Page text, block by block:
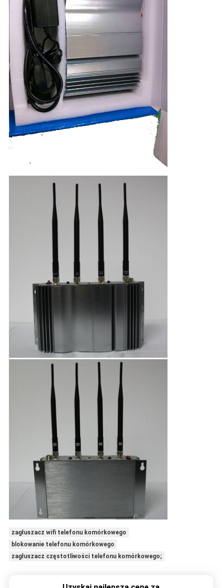
zagłuszacz wifi telefonu komórkowego
blokowanie telefonu komórkowego
zagłuszacz częstotliwości telefonu komórkowego;